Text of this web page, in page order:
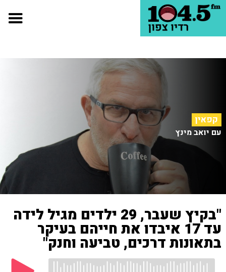
קפאין
עם יואב מינץ
"בקיץ שעבר, 29 ילדים מגיל לידה
עד 17 איבדו את חייהם בעיקר
בתאונות דרכים, טביעה וחנק"